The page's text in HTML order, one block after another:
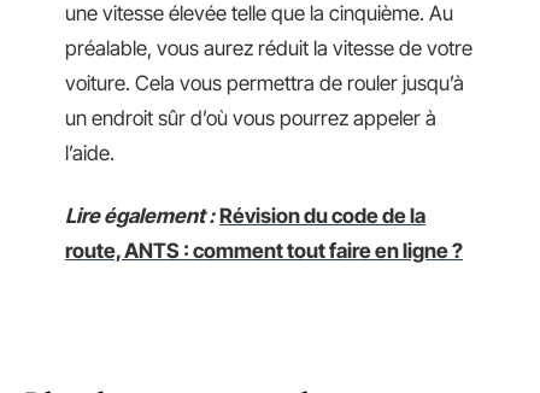
une vitesse élevée telle que la cinquième. Au
préalable, vous aurez réduit la vitesse de votre
voiture. Cela vous permettra de rouler jusqu’à
un endroit sûr d’où vous pourrez appeler à
l’aide.
Lire également : Révision du code de la
route, ANTS : comment tout faire en ligne ?